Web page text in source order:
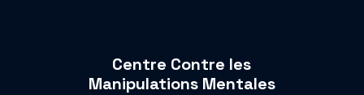
Centre Contre les
Manipulations Mentales